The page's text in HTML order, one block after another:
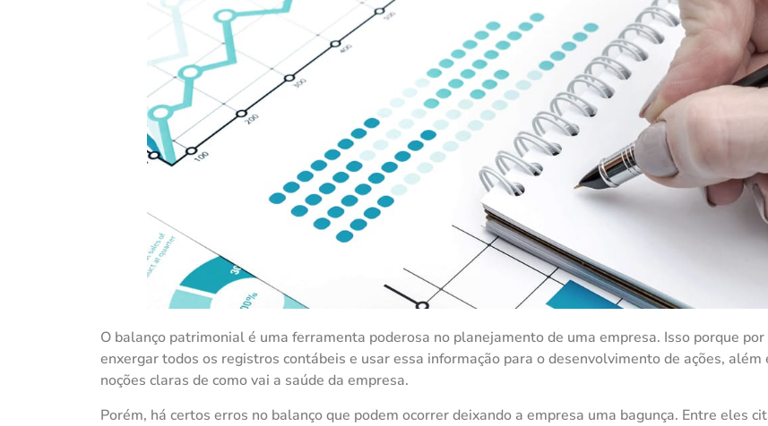
O balanço patrimonial é uma ferramenta poderosa no planejamento de uma empresa. Isso porque
enxergar todos os registros contábeis e usar essa informação para o desenvolvimento de ações, além
noções claras de como vai a saúde da empresa.
Porém, há certos erros no balanço que podem ocorrer deixando a empresa uma bagunça. Entre eles